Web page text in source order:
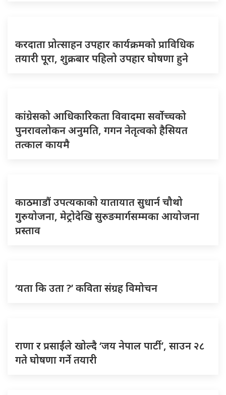
करदाता प्रोत्साहन उपहार कार्यक्रमको प्राविधिक
तयारी पूरा, शुक्रबार पहिलो उपहार घोषणा हुने
कांग्रेसको आधिकारिकता विवादमा सर्वोच्चको
पुनरावलोकन अनुमति, गगन नेतृत्वको हैसियत
तत्काल कायमै
काठमाडौं उपत्यकाको यातायात सुधार्न चौथो
गुरुयोजना, मेट्रोदेखि सुरुङमार्गसम्मका आयोजना
प्रस्ताव
‘यता कि उता ?’ कविता संग्रह विमोचन
राणा र प्रसाईंले खोल्दै ‘जय नेपाल पार्टी’, साउन २८
गते घोषणा गर्ने तयारी